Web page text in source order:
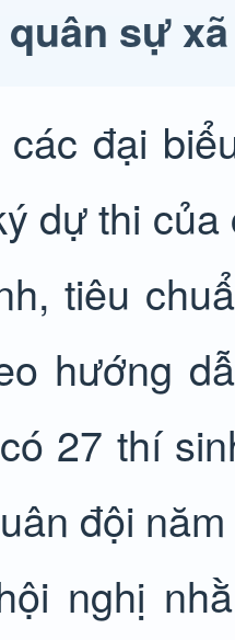
sự
đại
dự thi
tiêu
hướng
27 thí
đội
nghị